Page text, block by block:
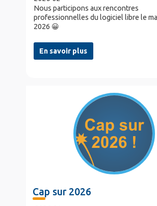
Nous participons aux rencontres
professionnelles du logiciel libre le
2026 😀
En savoir plus
Cap sur 2026